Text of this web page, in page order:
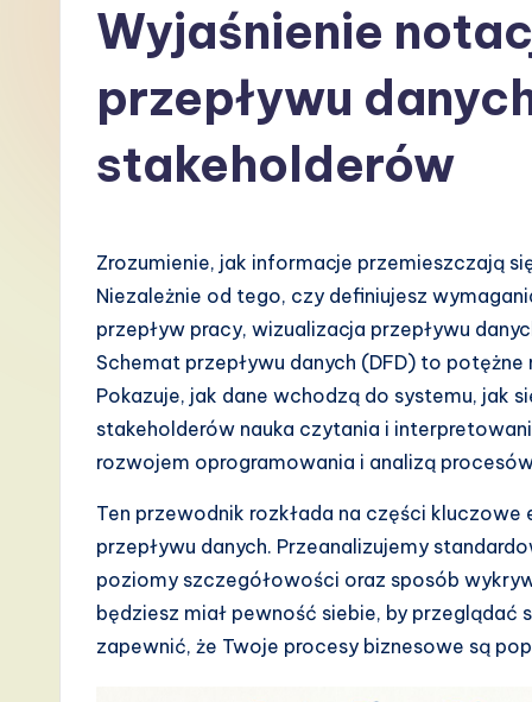
Wyjaśnienie
przepływu
stakeholderów
Zrozumienie, jak informacje przemieszczają
Niezależnie od tego, czy definiujesz
przepływ pracy, wizualizacja przepływu
Schemat przepływu danych (DFD) to
Pokazuje, jak dane wchodzą do systemu, jak
stakeholderów nauka czytania i
rozwojem oprogramowania i analizą
Ten przewodnik rozkłada na części
przepływu danych. Przeanalizujemy
poziomy szczegółowości oraz sposób
będziesz miał pewność siebie, by
zapewnić, że Twoje procesy biznesowe są